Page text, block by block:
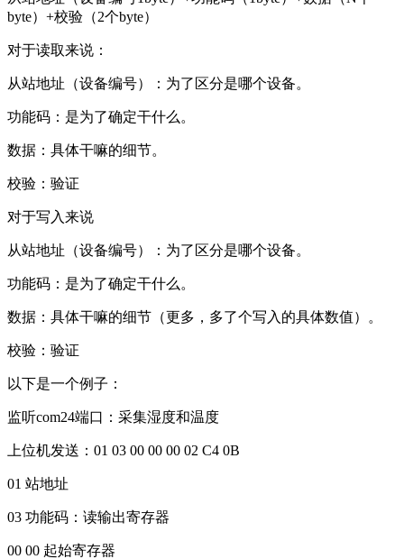
byte）+校验（2个byte）
对于读取来说：
从站地址（设备编号）：为了区分是哪个设备。
功能码：是为了确定干什么。
数据：具体干嘛的细节。
校验：验证
对于写入来说
从站地址（设备编号）：为了区分是哪个设备。
功能码：是为了确定干什么。
数据：具体干嘛的细节（更多，多了个写入的具体数值）。
校验：验证
以下是一个例子：
监听com24端口：采集湿度和温度
上位机发送：01 03 00 00 00 02 C4 0B
01 站地址
03 功能码：读输出寄存器
00 00 起始寄存器